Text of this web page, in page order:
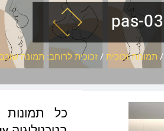
/ תמונות זכוכית/זכוכית לרוחב: תמונה
כל תמונות